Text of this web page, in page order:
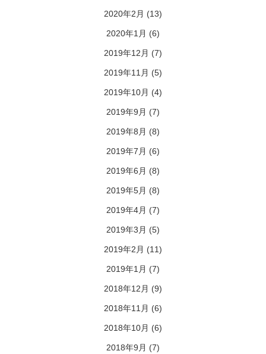
2020年2月 (13)
2020年1月 (6)
2019年12月 (7)
2019年11月 (5)
2019年10月 (4)
2019年9月 (7)
2019年8月 (8)
2019年7月 (6)
2019年6月 (8)
2019年5月 (8)
2019年4月 (7)
2019年3月 (5)
2019年2月 (11)
2019年1月 (7)
2018年12月 (9)
2018年11月 (6)
2018年10月 (6)
2018年9月 (7)